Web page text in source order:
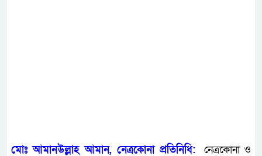
মোঃ আমানউল্লাহ আমান, নেত্রকোনা প্রতিনিধি: নেত্রকোনা ও